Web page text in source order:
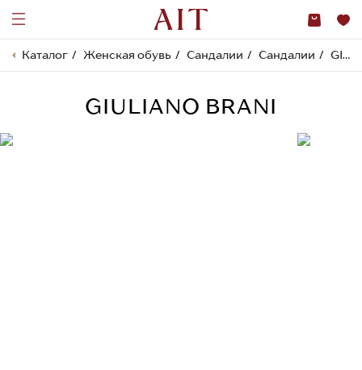
Каталог Женская обувь Сандалии Сандалии GIULIANO BRANI
GIULIANO BRANI